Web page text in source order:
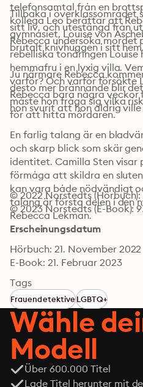
telefonsamtal från en
kollega Leo berättar att
gymnasiet, Louise von
brutalt knivhuggen i sitt
Tillbaka i överklassområdet
sitt liv, och utestängd från
Rebecca undersöka mordet
rebelliska tonåringen
hemmafru i en lyxig villa.
varför? Och varför försökte
Rebecca bara några
hon svurit att hon aldrig ville
Ju närmare Rebecca
desto mer brännande blir
måste hon fråga sig vilka
för att hitta mördaren.
En farlig talang är en
och skarp blick som skär
identitet. Camilla Sten visar
förmåga att skildra en
kan vara både nödvändigt
talang är första delen i den
Rebecca Lekman.
© 2022 Norstedts (Hörbuch):
© 2023 Norstedts (E-Book):
Erscheinungsdatum
Hörbuch: 21. November 2022
E-Book: 21. Februar 2023
Tags
FrauendetektiveLGBTQ+
Wähle
Modell
Über 600.000 Titel
Lade Titel herunter mit